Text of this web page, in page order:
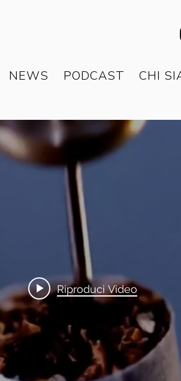
NEWS PODCAST CHI
Riproduci Video